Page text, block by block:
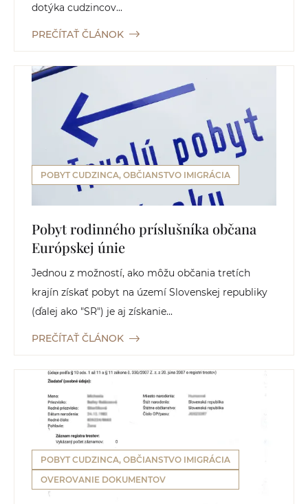
dotýka cudzincov...
PREČÍTAŤ ČLÁNOK
POBYT CUDZINCA, OBČIANSTVO IMIGRÁCIA
Pobyt rodinného príslušníka občana
Európskej únie
Jednou z možností, ako môžu občania tretích
krajín získať pobyt na území Slovenskej republiky
(ďalej ako "SR") je aj získanie...
PREČÍTAŤ ČLÁNOK
POBYT CUDZINCA, OBČIANSTVO IMIGRÁCIA
OVEROVANIE DOKUMENTOV